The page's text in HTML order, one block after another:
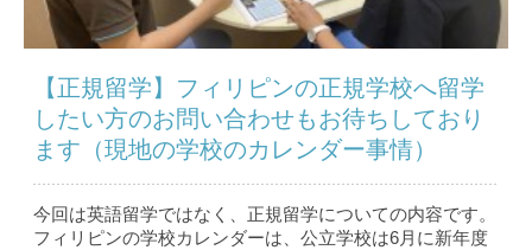
【正規留学】フィリピンの正規学校へ留学
したい方のお問い合わせもお待ちしており
ます（現地の学校のカレンダー事情）
今回は英語留学ではなく、正規留学についての内容です。
フィリピンの学校カレンダーは、公立学校は6月に新年度